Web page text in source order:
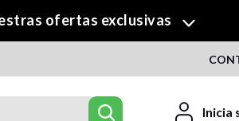
colección de Crafty!
Inicia